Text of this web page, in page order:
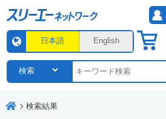
日本語 English
検索結果